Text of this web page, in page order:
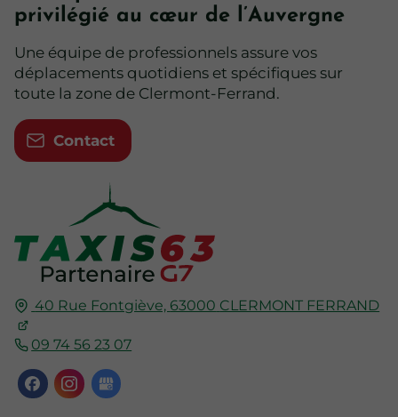
40 Rue Fontgiève, 63000 CLERMONT FERRAND
09 74 56 23 07
privilégié au cœur de l’Auvergne
Une équipe de professionnels assure vos
déplacements quotidiens et spécifiques sur
toute la zone de Clermont-Ferrand.
Contact